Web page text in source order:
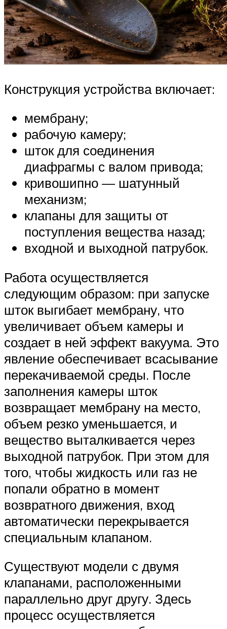
Конструкция устройства включает:
мембрану;
рабочую камеру;
шток для соединения
диафрагмы с валом привода;
кривошипно — шатунный
механизм;
клапаны для защиты от
поступления вещества назад;
входной и выходной патрубок.
Работа осуществляется
следующим образом: при запуске
шток выгибает мембрану, что
увеличивает объем камеры и
создает в ней эффект вакуума. Это
явление обеспечивает всасывание
перекачиваемой среды. После
заполнения камеры шток
возвращает мембрану на место,
объем резко уменьшается, и
вещество выталкивается через
выходной патрубок. При этом для
того, чтобы жидкость или газ не
попали обратно в момент
возвратного движения, вход
автоматически перекрывается
специальным клапаном.
Существуют модели с двумя
клапанами, расположенными
параллельно друг другу. Здесь
процесс осуществляется